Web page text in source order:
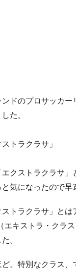
ンドのプロサッカ
た。
ストラクラサ」
エクストラクラサ
気になったので早
ストラクラサ」と
エキストラ・クラ
。
ど。特別なクラス、